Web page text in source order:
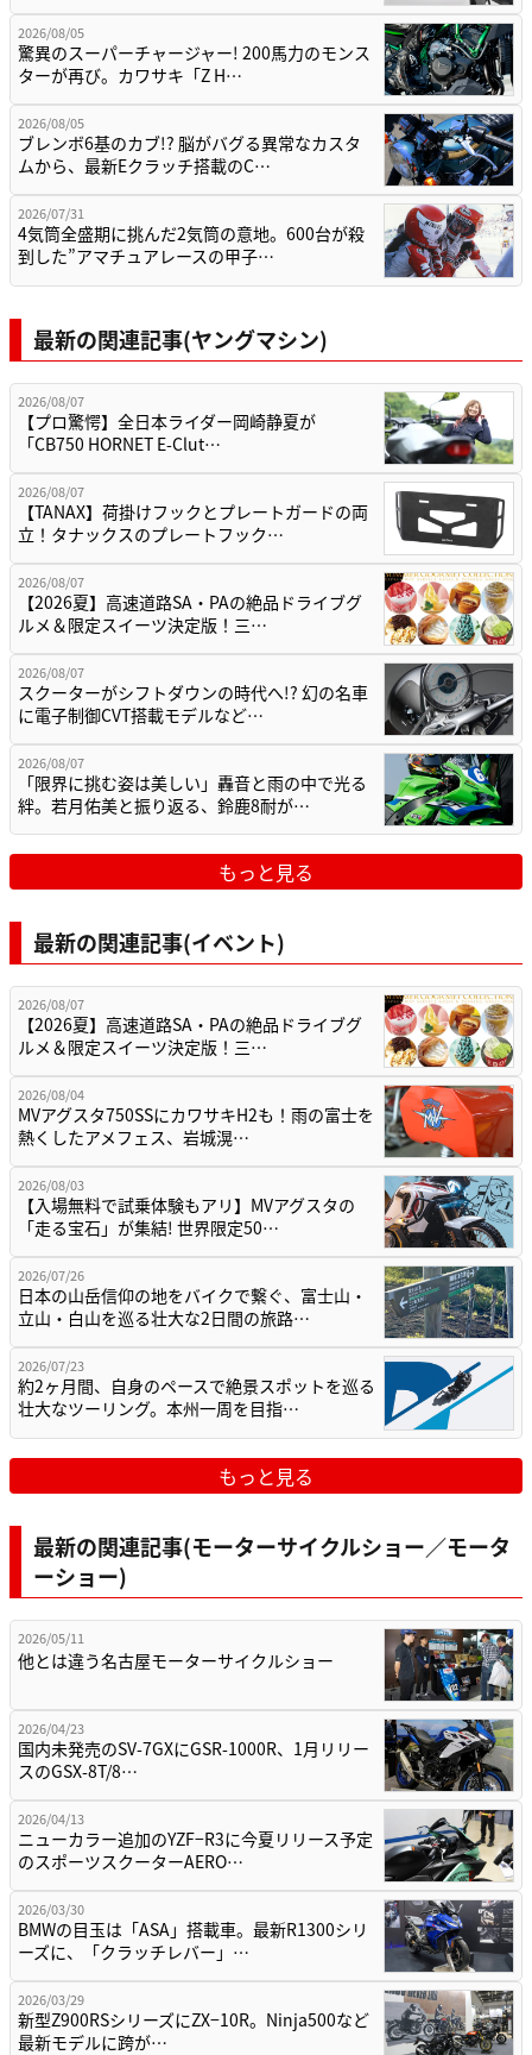
2026/08/05
驚異のスーパーチャージャー! 200馬力のモンス
ターが再び。カワサキ「Z H…
2026/08/05
ブレンボ6基のカブ!? 脳がバグる異常なカスタ
ムから、最新Eクラッチ搭載のC…
2026/07/31
4気筒全盛期に挑んだ2気筒の意地。600台が殺
到した”アマチュアレースの甲子…
最新の関連記事(ヤングマシン)
2026/08/07
【プロ驚愕】全日本ライダー岡崎静夏が
「CB750 HORNET E-Clut…
2026/08/07
【TANAX】荷掛けフックとプレートガードの両
立！タナックスのプレートフック…
2026/08/07
【2026夏】高速道路SA・PAの絶品ドライブグ
ルメ＆限定スイーツ決定版！三…
2026/08/07
スクーターがシフトダウンの時代へ!? 幻の名車
に電子制御CVT搭載モデルなど…
2026/08/07
「限界に挑む姿は美しい」轟音と雨の中で光る
絆。若月佑美と振り返る、鈴鹿8耐が…
もっと見る
最新の関連記事(イベント)
2026/08/07
【2026夏】高速道路SA・PAの絶品ドライブグ
ルメ＆限定スイーツ決定版！三…
2026/08/04
MVアグスタ750SSにカワサキH2も！雨の富士を
熱くしたアメフェス、岩城滉…
2026/08/03
【入場無料で試乗体験もアリ】MVアグスタの
「走る宝石」が集結! 世界限定50…
2026/07/26
日本の山岳信仰の地をバイクで繋ぐ、富士山・
立山・白山を巡る壮大な2日間の旅路…
2026/07/23
約2ヶ月間、自身のペースで絶景スポットを巡る
壮大なツーリング。本州一周を目指…
もっと見る
最新の関連記事(モーターサイクルショー／モータ
ーショー)
2026/05/11
他とは違う名古屋モーターサイクルショー
2026/04/23
国内未発売のSV-7GXにGSR-1000R、1月リリー
スのGSX-8T/8…
2026/04/13
ニューカラー追加のYZF−R3に今夏リリース予定
のスポーツスクーターAERO…
2026/03/30
BMWの目玉は「ASA」搭載車。最新R1300シリ
ーズに、「クラッチレバー」…
2026/03/29
新型Z900RSシリーズにZX−10R。Ninja500など
最新モデルに跨が…